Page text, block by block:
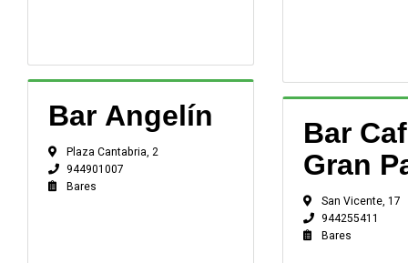
Bar Angelín
Plaza Cantabria, 2
944901007
Bares
Bar
Gran
San Vicente, 17
944255411
Bares